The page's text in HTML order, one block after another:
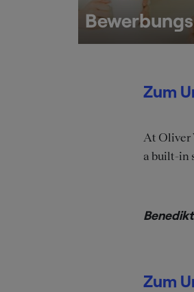
Zum
At Oliver
a built-in
Benedikt
Zum